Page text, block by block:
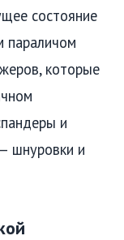
состояние
параличом
которые
и
шнуровки и